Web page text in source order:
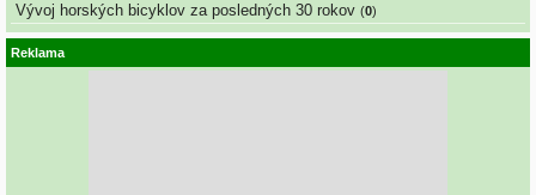
Vývoj horských bicyklov za posledných 30 rokov (0)
Reklama